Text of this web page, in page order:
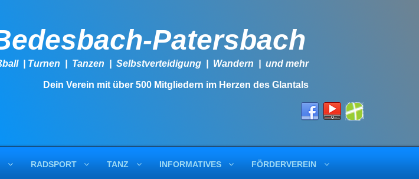
Patersbach
| Turnen | Tanzen | Selbstverteidigung | Wandern | und mehr
Dein Verein mit über 500 Mitgliedern im Herzen des Glantals
RADSPORT TANZ INFORMATIVES FÖRDERVEREIN